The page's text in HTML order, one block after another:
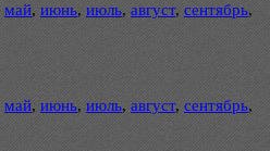
май, июнь, июль, август, сентябрь,
май, июнь, июль, август, сентябрь,